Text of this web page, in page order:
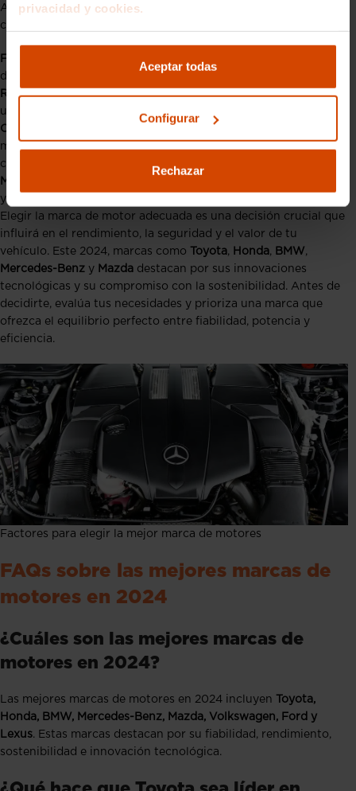
privacidad y cookies.
Aceptar todas
Configurar
Rechazar
A la hora de elegir una marca de motor para tu vehículo,
considera los siguientes aspectos:
Fiabilidad:
Opta por marcas con un historial comprobado de
durabilidad y bajas tasas de averías.
Rendimiento:Evalúa la potencia y el par motor en función del
uso que planees darle al vehículo.
Consumo y emisiones:
menores emisiones para ahorrar en combustible y contribuir al
cuidado del medio ambiente.
Mantenimiento:
y la disponibilidad de recambios.
Elegir la marca de motor adecuada es una decisión crucial que
influirá en el rendimiento, la seguridad y el valor de tu
vehículo. Este 2024, marcas como
Toyota, Honda, BMW,
Mercedes-Benz y Mazda destacan por sus innovaciones
tecnológicas y su compromiso con la sostenibilidad. Antes de
decidirte, evalúa tus necesidades y prioriza una marca que
ofrezca el equilibrio perfecto entre fiabilidad, potencia y
eficiencia.
Factores para elegir la mejor marca de motores
FAQs sobre las mejores marcas de
motores en 2024
¿Cuáles son las mejores marcas de
motores en 2024?
Las mejores marcas de motores en 2024 incluyen
Toyota,
Honda, BMW, Mercedes-Benz, Mazda, Volkswagen, Ford y
Lexus. Estas marcas destacan por su fiabilidad, rendimiento,
sostenibilidad e innovación tecnológica.